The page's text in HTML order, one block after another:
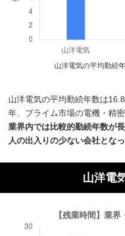
山洋電気の平均勤続
山洋電気の平均勤続年数は
年、プライム市場の電機・精
業界内では比較的勤続年数が
人の出入りの少ない会社となっ
山洋電